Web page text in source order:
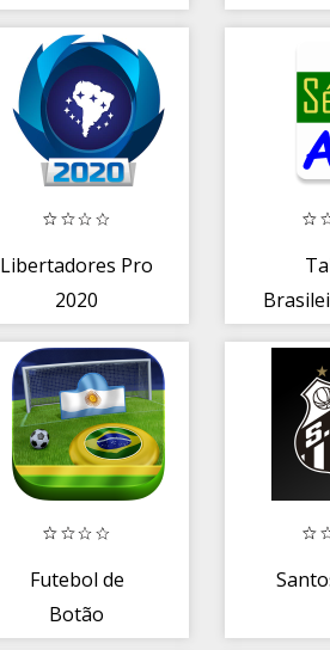
quadra
Libertadores Pro
2020
Futebol de
Botão